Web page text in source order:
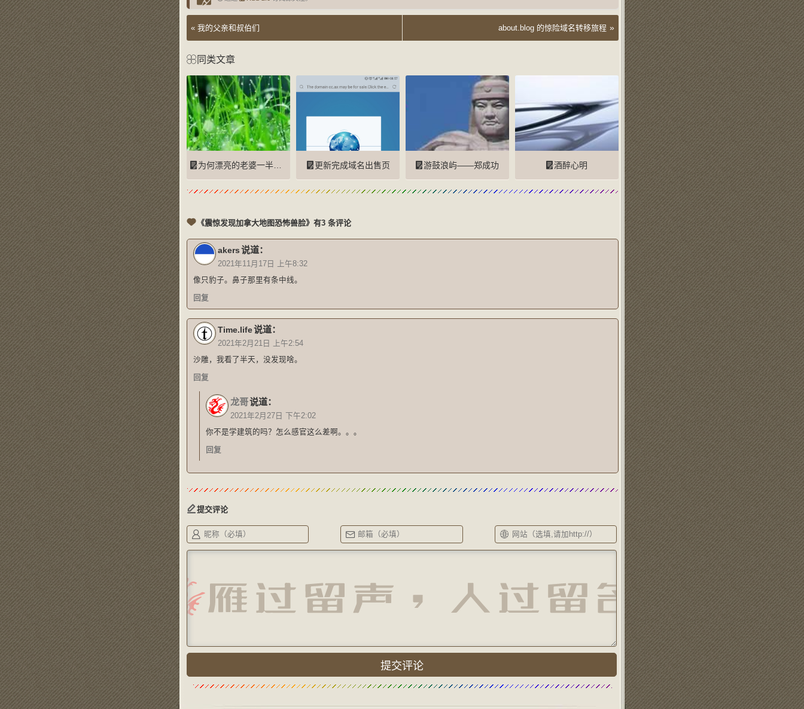
« 我的父亲和叔伯们 about.blog 的惊险域名转移旅程 »
《震惊发现加拿大地图恐怖兽脸》有3 条评论
akers说道：
2021年11月17日 上午8:32
像只豹子。鼻子那里有条中线。
回复
Time.life说道：
2021年2月21日 上午2:54
沙雕，我看了半天，没发现啥。
回复
龙哥说道：
2021年2月27日 下午2:02
你不是学建筑的吗？怎么感官这么差啊。。。
回复
提交评论
同类文章
为何漂亮的老婆一半是别人的？ 更新完成域名出售页 游鼓浪屿——郑成功 酒醉心明